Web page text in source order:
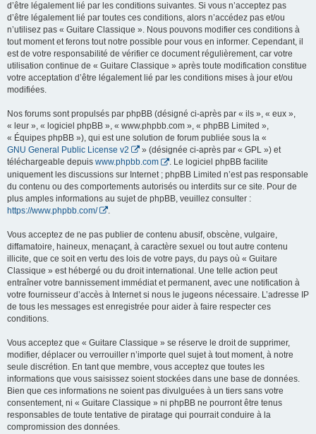
d’être légalement lié par les conditions suivantes. Si vous n’acceptez pas
d’être légalement lié par toutes ces conditions, alors n’accédez pas et/ou
n’utilisez pas « Guitare Classique ». Nous pouvons modifier ces conditions à
tout moment et ferons tout notre possible pour vous en informer. Cependant, il
est de votre responsabilité de vérifier ce document régulièrement, car votre
utilisation continue de « Guitare Classique » après toute modification constitue
votre acceptation d’être légalement lié par les conditions mises à jour et/ou
modifiées.
Nos forums sont propulsés par phpBB (désigné ci-après par « ils », « eux »,
« leur », « logiciel phpBB », « www.phpbb.com », « phpBB Limited »,
« Équipes phpBB »), qui est une solution de forum publiée sous la «
GNU General Public License v2
» (désignée ci-après par « GPL ») et
téléchargeable depuis www.phpbb.com
. Le logiciel phpBB facilite
uniquement les discussions sur Internet ; phpBB Limited n’est pas responsable
du contenu ou des comportements autorisés ou interdits sur ce site. Pour de
plus amples informations au sujet de phpBB, veuillez consulter :
https://www.phpbb.com/
Vous acceptez de ne pas publier de contenu abusif, obscène, vulgaire,
diffamatoire, haineux, menaçant, à caractère sexuel ou tout autre contenu
illicite, que ce soit en vertu des lois de votre pays, du pays où « Guitare
Classique » est hébergé ou du droit international. Une telle action peut
entraîner votre bannissement immédiat et permanent, avec une notification à
votre fournisseur d’accès à Internet si nous le jugeons nécessaire. L’adresse IP
de tous les messages est enregistrée pour aider à faire respecter ces
conditions.
Vous acceptez que « Guitare Classique » se réserve le droit de supprimer,
modifier, déplacer ou verrouiller n’importe quel sujet à tout moment, à notre
seule discrétion. En tant que membre, vous acceptez que toutes les
informations que vous saisissez soient stockées dans une base de données.
Bien que ces informations ne soient pas divulguées à un tiers sans votre
consentement, ni « Guitare Classique » ni phpBB ne pourront être tenus
responsables de toute tentative de piratage qui pourrait conduire à la
compromission des données.